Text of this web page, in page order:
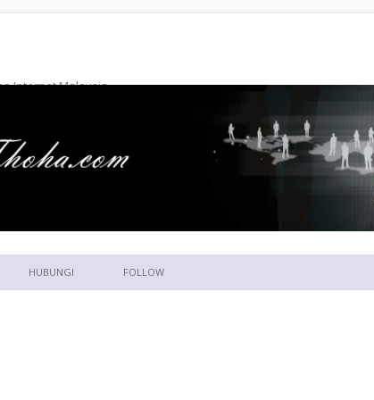
Internet Malaysia
Skip to content
HUBUNGI FOLLOW